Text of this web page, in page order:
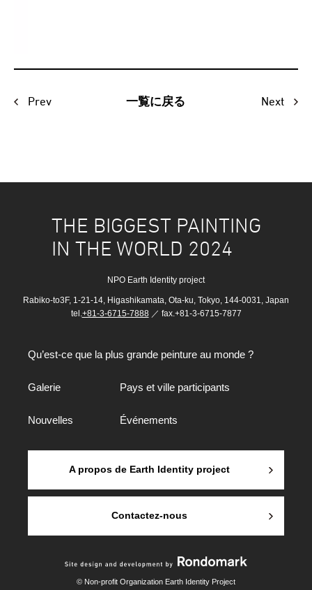
Prev 一覧に戻る Next
THE BIGGEST PAINTING
IN THE WORLD 2024
NPO Earth Identity project
Rabiko-to3F, 1-21-14, Higashikamata, Ota-ku, Tokyo, 144-0031, Japan
tel.+81-3-6715-7888／ fax.+81-3-6715-7877
Qu’est-ce que la plus grande peinture au monde ?
Galerie Pays et ville participants
Nouvelles Événements
A propos de Earth Identity project
Contactez-nous
© Non-profit Organization Earth Identity Project